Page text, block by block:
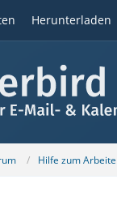
Herunterladen
Hilfe zum